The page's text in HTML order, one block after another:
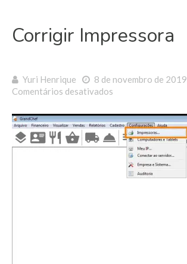
Corrigir Impressora
Yuri Henrique
8 de novembro de 2019
Comentários desativados
impressora